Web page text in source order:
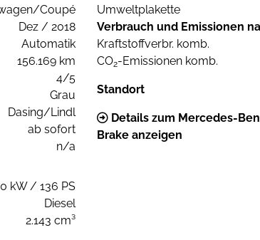
Coupé
Dez / 2018
Automatik
156.169 km
4/5
Grau
Dasing/Lindl
ab sofort
n/a
kW / 136 PS
Diesel
2.143 cm³
Umweltplakette
Verbrauch und Emissionen
Kraftstoffverbr. komb.
CO2-Emissionen komb.
Standort
Details zum Mercedes-
Brake anzeigen